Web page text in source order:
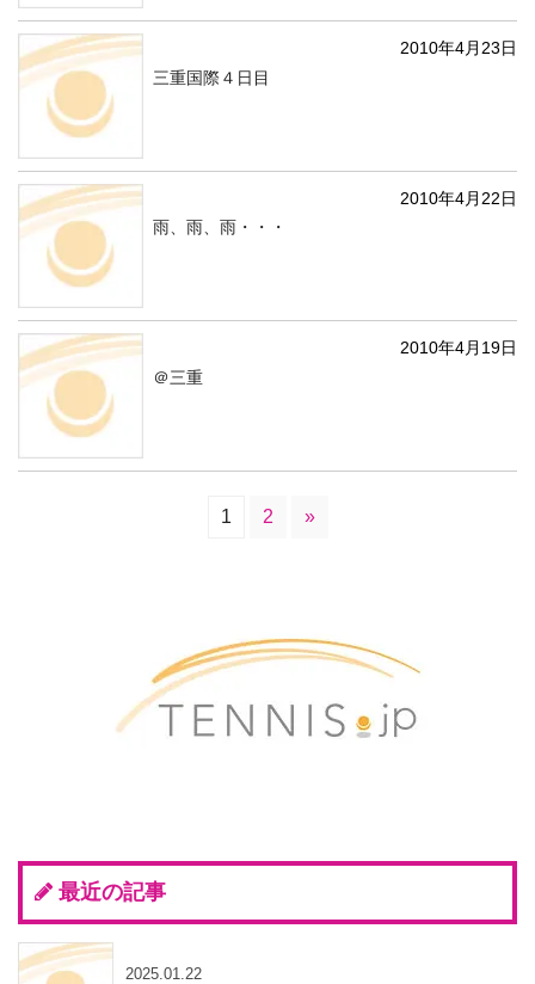
2010年4月23日
三重国際４日目
2010年4月22日
雨、雨、雨・・・
2010年4月19日
＠三重
1 2 »
最近の記事
2025.01.22